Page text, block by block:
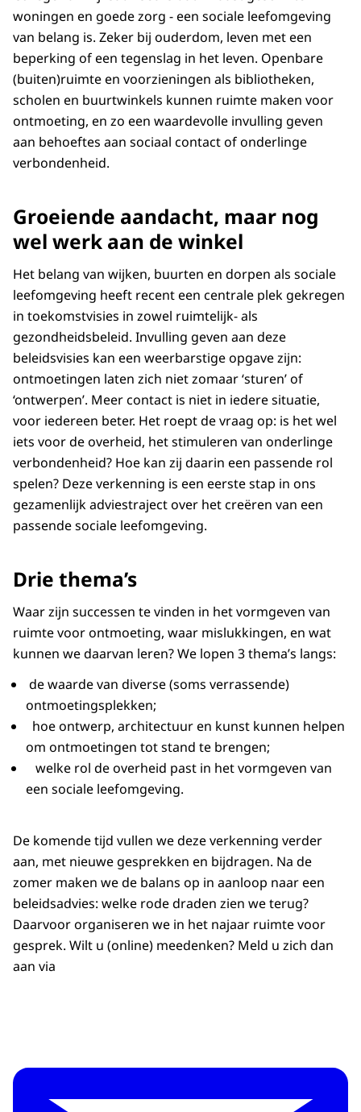
woningen en goede zorg - een sociale leefomgeving
van belang is. Zeker bij ouderdom, leven met een
beperking of een tegenslag in het leven. Openbare
(buiten)ruimte en voorzieningen als bibliotheken,
scholen en buurtwinkels kunnen ruimte maken voor
ontmoeting, en zo een waardevolle invulling geven
aan behoeftes aan sociaal contact of onderlinge
verbondenheid.
Groeiende aandacht, maar nog
wel werk aan de winkel
Het belang van wijken, buurten en dorpen als sociale
leefomgeving heeft recent een centrale plek gekregen
in toekomstvisies in zowel ruimtelijk- als
gezondheidsbeleid. Invulling geven aan deze
beleidsvisies kan een weerbarstige opgave zijn:
ontmoetingen laten zich niet zomaar ‘sturen’ of
‘ontwerpen’. Meer contact is niet in iedere situatie,
voor iedereen beter. Het roept de vraag op: is het wel
iets voor de overheid, het stimuleren van onderlinge
verbondenheid? Hoe kan zij daarin een passende rol
spelen? Deze verkenning is een eerste stap in ons
gezamenlijk adviestraject over het creëren van een
passende sociale leefomgeving.
Drie thema’s
Waar zijn successen te vinden in het vormgeven van
ruimte voor ontmoeting, waar mislukkingen, en wat
kunnen we daarvan leren? We lopen 3 thema’s langs:
de waarde van diverse (soms verrassende)
ontmoetingsplekken;
hoe ontwerp, architectuur en kunst kunnen helpen
om ontmoetingen tot stand te brengen;
welke rol de overheid past in het vormgeven van
een sociale leefomgeving.
De komende tijd vullen we deze verkenning verder
aan, met nieuwe gesprekken en bijdragen. Na de
zomer maken we de balans op in aanloop naar een
beleidsadvies: welke rode draden zien we terug?
Daarvoor organiseren we in het najaar ruimte voor
gesprek. Wilt u (online) meedenken? Meld u zich dan
aan via